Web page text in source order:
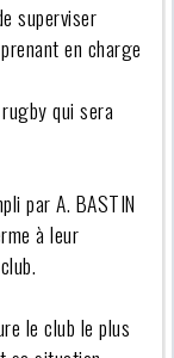
superviser
en charge
qui sera
par A. BASTIN
à leur
le club le plus